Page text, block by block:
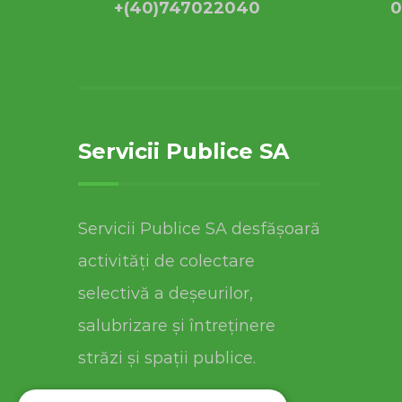
+(40)747022040
Servicii Publice SA
Servicii Publice SA desfășoară
activități de colectare
selectivă a deșeurilor,
salubrizare și întreținere
străzi și spații publice.